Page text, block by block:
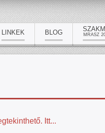
LINKEK BLOG MRASZ
Itt...